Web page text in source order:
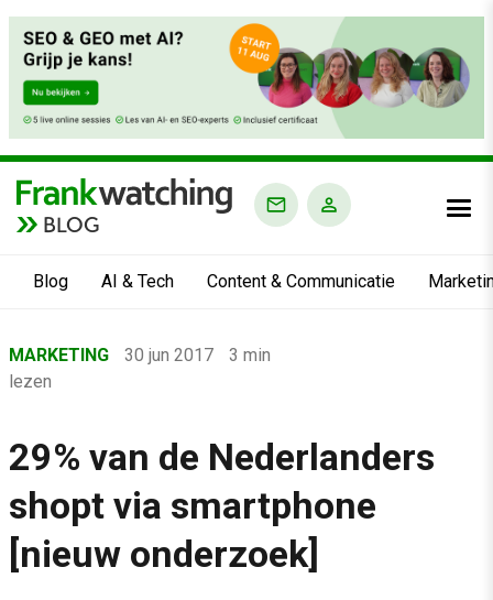
BLOG
Blog AI & Tech Content & Communicatie
›
Marketing
›
29% van de Nederlanders shopt via smartphone [nieuw
MARKETING 30 jun 2017
3 min
lezen
29% van de Nederlanders
shopt via smartphone
[nieuw onderzoek]